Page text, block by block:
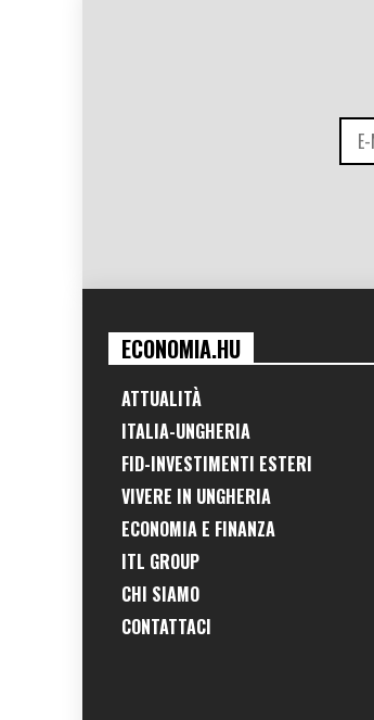
ECONOMIA.HU
ATTUALITÀ
ITALIA-UNGHERIA
FID-INVESTIMENTI ESTERI
VIVERE IN UNGHERIA
ECONOMIA E FINANZA
ITL GROUP
CHI SIAMO
CONTATTACI